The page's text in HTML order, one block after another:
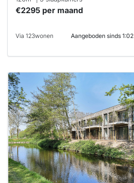
€2295 per maand
Via 123wonen Aangeboden sinds 1:02
Deze woning
is
waarschijnlijk
al verhuurd
Om kans te
maken moet je
binnen 15
minuten
reageren.
Stekkies helpt
je hierbij!